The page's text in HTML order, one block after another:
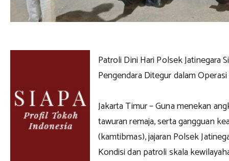
Patroli Dini Hari Polsek Jatinegara
Pengendara Ditegur dalam
Jakarta Timur – Guna menekan
tawuran remaja, serta gangguan
(kamtibmas), jajaran Polsek
Kondisi dan patroli skala